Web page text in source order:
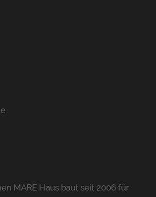
MARE Haus baut seit 2006 für